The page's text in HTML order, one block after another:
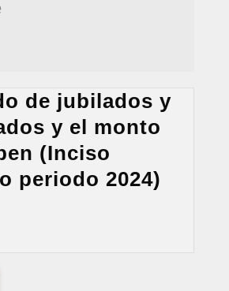
de jubilados y
y el monto
(Inciso
periodo 2024)